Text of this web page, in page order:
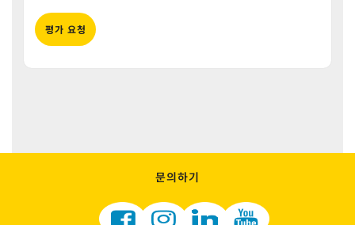
평가 요청
문의하기